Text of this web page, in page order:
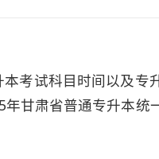
考试科目时间以及专
甘肃省普通专升本统